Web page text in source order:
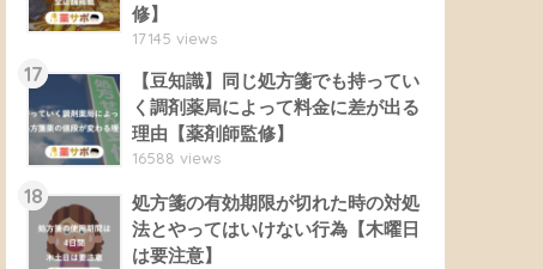
修】
17145 views
17
【豆知識】同じ処方箋でも持ってい
く調剤薬局によって料金に差が出る
理由【薬剤師監修】
16588 views
18
処方箋の有効期限が切れた時の対処
法とやってはいけない行為【木曜日
は要注意】